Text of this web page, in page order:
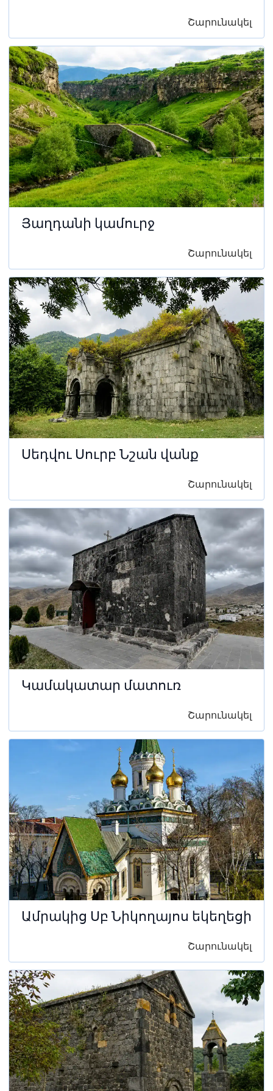
Շարունակել
Յաղդանի կամուրջ
Շարունակել
Սեդվու Սուրբ Նշան վանք
Շարունակել
Կամակատար մատուռ
Շարունակել
Ամրակից Սբ Նիկողայոս եկեղեցի
Շարունակել